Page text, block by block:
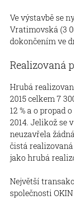
Ve výstavbě se
Vratimovská (3
dokončením ve
Realizovaná
Hrubá
2015 celkem 7
12 % a o propad
2014. Jelikož se
neuzavřela
čistá
jako hrubá
Největší
společnosti